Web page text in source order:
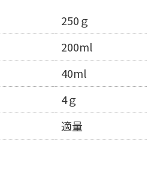
250ｇ
200ml
40ml
4ｇ
適量